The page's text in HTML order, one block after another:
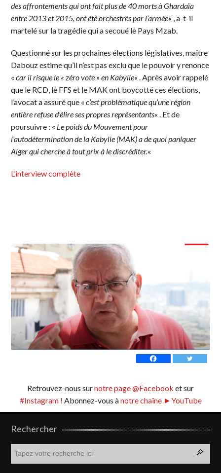
des affrontements qui ont fait plus de 40 morts à Ghardaïa
entre 2013 et 2015, ont été orchestrés par l’armée« , a-t-il
martelé sur la tragédie qui a secoué le Pays Mzab.
Questionné sur les prochaines élections législatives, maître
Dabouz estime qu’il n’est pas exclu que le pouvoir y renonce
«car il risque le « zéro vote » en Kabylie« . Après avoir rappelé
que le RCD, le FFS et le MAK ont boycotté ces élections,
l’avocat a assuré que «c’est problématique qu’une région
entière refuse d’élire ses propres représentants« . Et de
poursuivre : « Le poids du Mouvement pour
l’autodétermination de la Kabylie (MAK) a de quoi paniquer
Alger qui cherche à tout prix à le discréditer.«
L’interview complète
Retrouvez-nous surnotre page @Facebook et sur
#Instagram ! Abonnez-vous ànotre chaîne ►YouTube
Rechercher